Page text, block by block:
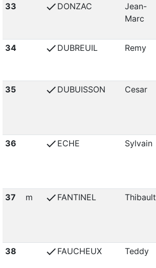
33 check DONZAC
Jean-
Marc
34 check DUBREUIL Remy
35 check DUBUISSON Cesar
36 check ECHE Sylvain
37 m check FANTINEL Thibault
38 check FAUCHEUX Teddy